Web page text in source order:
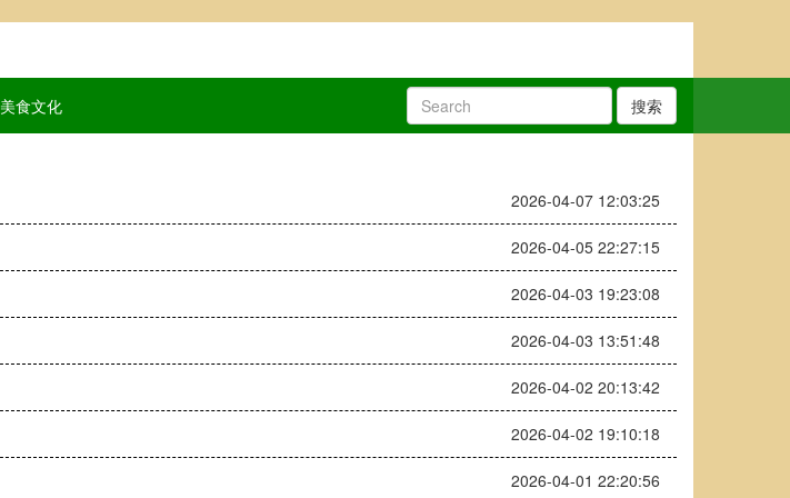
美食文化 搜索
2026-04-07 12:03:25
2026-04-05 22:27:15
2026-04-03 19:23:08
2026-04-03 13:51:48
2026-04-02 20:13:42
2026-04-02 19:10:18
2026-04-01 22:20:56